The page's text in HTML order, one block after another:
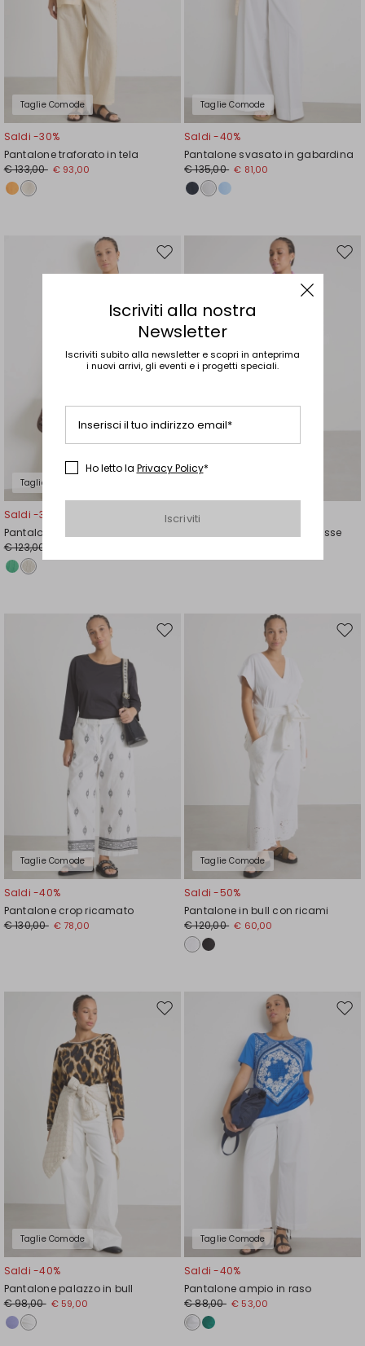
Taglie Comode
Saldi -30%
Pantalone traforato in tela
€ 133,00 € 93,00
Taglie Comode
Saldi -40%
Pantalone svasato in gabardina
€ 135,00 € 81,00
Taglie Comode
Sposta
nella
Saldi -30%
Pantalone a vita alta con coulisse
€ 123,00
Saldi -30%
Pantalone ampio con coulisse
Taglie Comode
Sposta
Saldi -40%
Pantalone crop ricamato
€ 130,00 € 78,00
Taglie Comode
Saldi -50%
Pantalone in bull con ricami
€ 120,00 € 60,00
Taglie Comode
Sposta
Saldi -40%
Pantalone palazzo in bull
€ 98,00 € 59,00
Taglie Comode
Saldi -40%
Pantalone ampio in raso
€ 88,00 € 53,00
Iscriviti alla nostra
Newsletter
Iscriviti subito alla newsletter e scopri in anteprima
i nuovi arrivi, gli eventi e i progetti speciali.
Inserisci il tuo indirizzo email*
Ho letto la Privacy Policy*
Iscriviti